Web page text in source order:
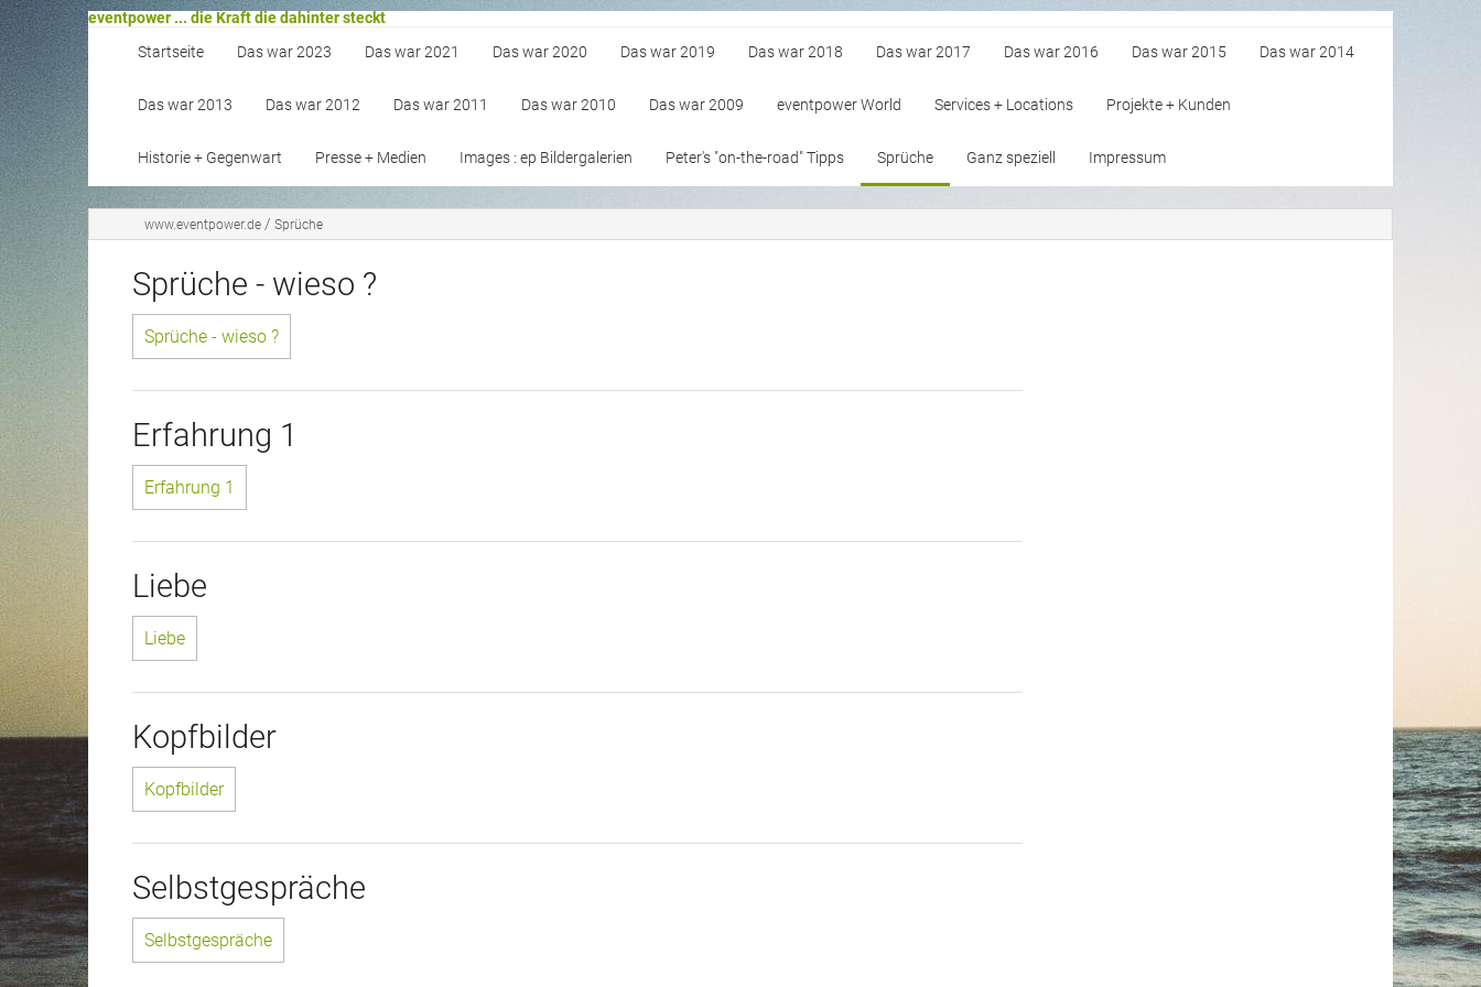
eventpower ... die Kraft die dahinter steckt
Startseite
Das war 2023 Das war 2021 Das war 2020 Das war 2019 Das war 2018 Das war 2017 Das war 2016 Das war 2015 Das war 2014
Das war 2013 Das war 2012 Das war 2011 Das war 2010 Das war 2009 eventpower World Services + Locations Projekte + Kunden
Historie + Gegenwart Presse + Medien Images : ep Bildergalerien Peter's "on-the-road" Tipps Sprüche Ganz speziell Impressum
www.eventpower.de / Sprüche
Sprüche - wieso ?
Sprüche - wieso ?
Erfahrung 1
Erfahrung 1
Liebe
Liebe
Kopfbilder
Kopfbilder
Selbstgespräche
Selbstgespräche